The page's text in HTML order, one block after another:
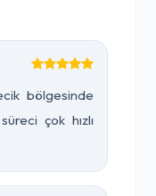
bölgesinde
çok hızlı